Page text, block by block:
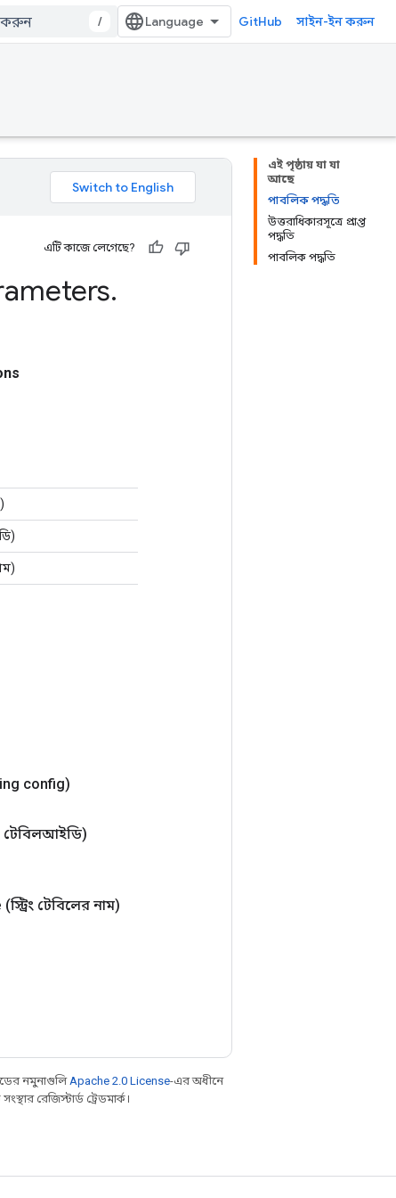
/ GitHub সাইন-ইন করুন
এই পৃষ্ঠায় যা যা
আছে
পাবলিক পদ্ধতি
উত্তরাধিকারসূত্রে প্রাপ্ত
পদ্ধতি
পাবলিক পদ্ধতি
এটি কাজে লেগেছে?
.
config)
টেবিলআইডি)
(স্ট্রিং টেবিলের নাম)
নমুনাগুলিApache 2.0 License-এর অধীনে
রেজিস্টার্ড ট্রেডমার্ক।